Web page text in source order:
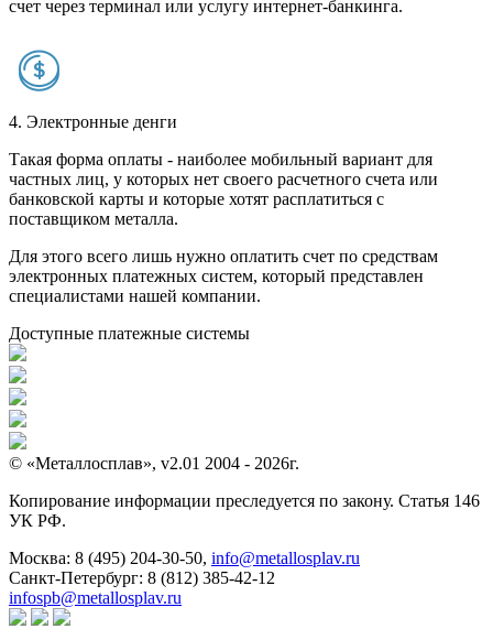
счет через терминал или услугу интернет-банкинга.
4. Электронные денги
Такая форма оплаты - наиболее мобильный вариант для
частных лиц, у которых нет своего расчетного счета или
банковской карты и которые хотят расплатиться с
поставщиком металла.
Для этого всего лишь нужно оплатить счет по средствам
электронных платежных систем, который представлен
специалистами нашей компании.
Доступные платежные системы
© «Металлосплав», v2.01 2004 - 2026г.
Копирование информации преследуется по закону. Статья 146
УК РФ.
Москва: 8 (495) 204-30-50, info@metallosplav.ru
Санкт-Петербург: 8 (812) 385-42-12
infospb@metallosplav.ru